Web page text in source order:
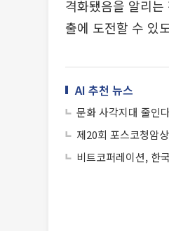
격화됐음을 알리
출에 도전할 수 있
AI 추천 뉴스
문화 사각지대 줄인
제20회 포스코청암
비트코퍼레이션, 한